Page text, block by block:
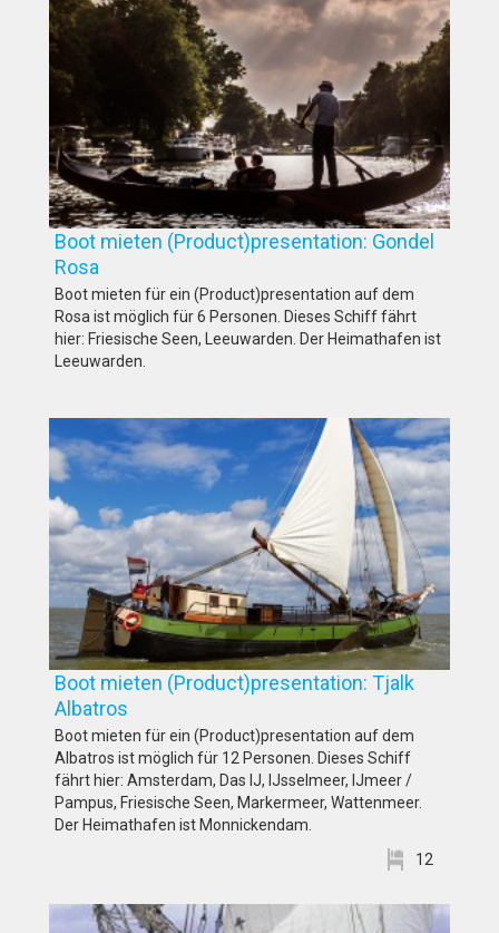
Boot mieten (Product)presentation: Gondel
Rosa
Boot mieten für ein (Product)presentation auf dem
Rosa ist möglich für 6 Personen. Dieses Schiff fährt
hier: Friesische Seen, Leeuwarden. Der Heimathafen ist
Leeuwarden.
Boot mieten (Product)presentation: Tjalk
Albatros
Boot mieten für ein (Product)presentation auf dem
Albatros ist möglich für 12 Personen. Dieses Schiff
fährt hier: Amsterdam, Das IJ, IJsselmeer, IJmeer /
Pampus, Friesische Seen, Markermeer, Wattenmeer.
Der Heimathafen ist Monnickendam.
12